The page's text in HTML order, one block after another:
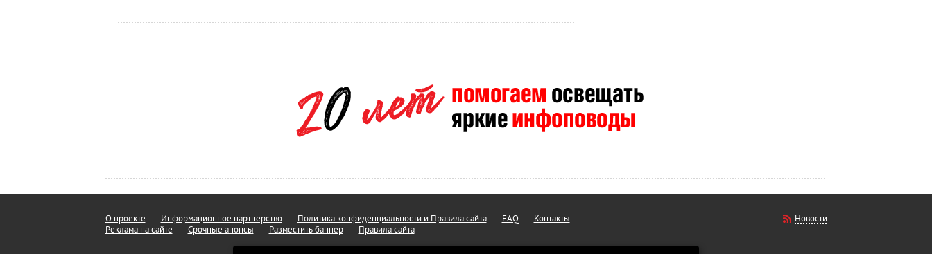
О проекте Информационное партнерство Политика конфиденциальности и Правила сайта FAQ
Контакты
Реклама на сайте
Срочные анонсы Разместить баннер Правила сайта
Новости